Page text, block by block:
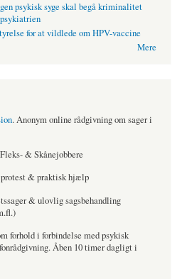
psykisk syge skal begå kriminalitet
for at vildlede om HPV-vaccine
Mere
. Anonym online rådgivning om sager i
& Skånejobbere
& praktisk hjælp
& ulovlig sagsbehandling
forhold i forbindelse med psykisk
Åben 10 timer dagligt i